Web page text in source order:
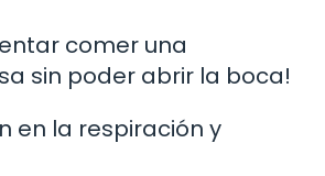
comer una
sin poder abrir la boca!
en la respiración y